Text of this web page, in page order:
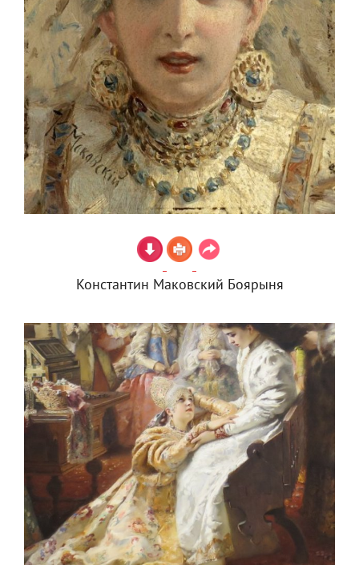
Константин Маковский Боярыня